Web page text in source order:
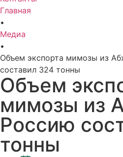
Главная
•
Медиа
•
Объем экспорта мимозы из
составил 324 тонны
Объем
мимозы из
Россию
тонны